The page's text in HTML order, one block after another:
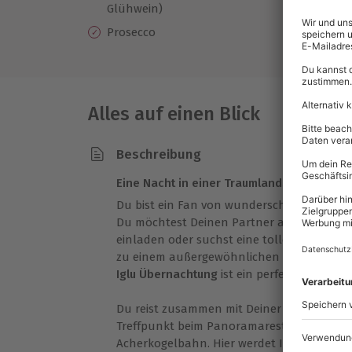
Glühwein)
Prosecco
Alles auf einen Blick
Beschreibung
Eine Nacht in einer Traumlandschaft aus
Du bist ein Fan von wunderschönen und
Du möchtest Deinen Partner auf ein
einladen oder suchst eine tolle
zu einem außergewöhnlichen Erlebnis im
Iglu Übernachtung ist ein perfektes
Du reist zusammen mit Deiner Begleitung
Treffpunkt beim Panoramarestaurant an
Acherkogelbahn. Hier werdet Ihr schon